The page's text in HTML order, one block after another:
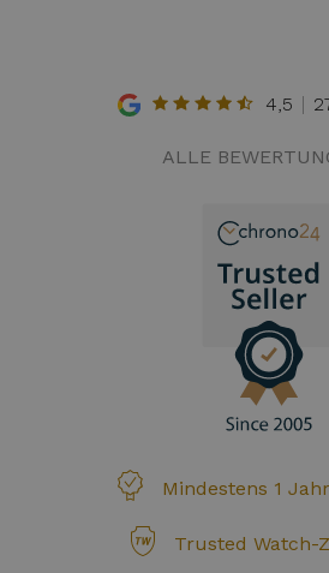
4,5
ALLE
Mindestens 1
Trusted Watch-